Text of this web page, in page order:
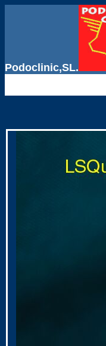
Podoclinic,SL.